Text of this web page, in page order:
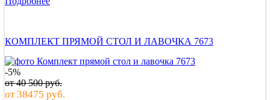
КОМПЛЕКТ ПРЯМОЙ СТОЛ И ЛАВОЧКА 7673
-5%
от40 500руб.
от38475 руб.